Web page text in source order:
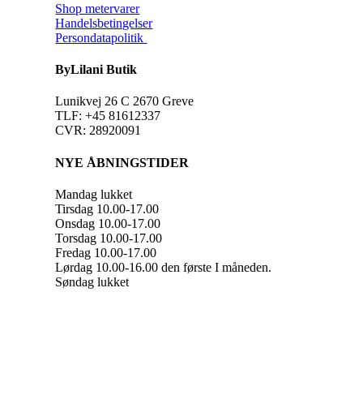
Shop metervarer
Handelsbetingelser
Persondatapolitik
ByLilani Butik
Lunikvej 26 C 2670 Greve
TLF: +45 81612337
CVR: 28920091
NYE ÅBNINGSTIDER
Mandag lukket
Tirsdag 10.00-17.00
Onsdag 10.00-17.00
Torsdag 10.00-17.00
Fredag 10.00-17.00
Lørdag 10.00-16.00 den første I måneden.
Søndag lukket